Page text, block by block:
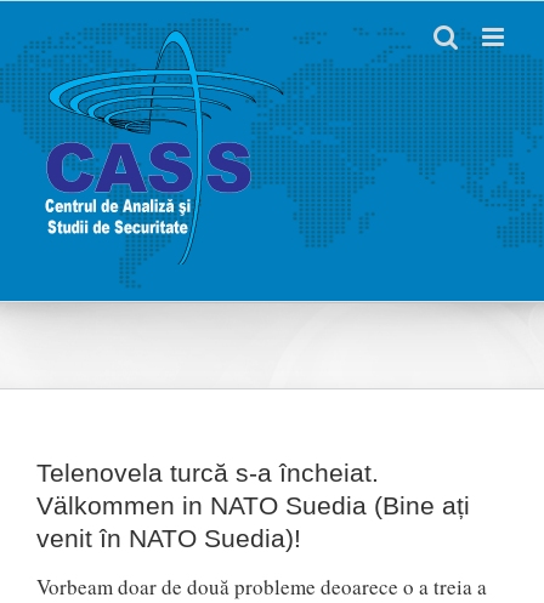
content
Telenovela turcă s-a încheiat.
Välkommen in NATO Suedia (Bine ați
venit în NATO Suedia)!
Vorbeam doar de două probleme deoarece o a treia a